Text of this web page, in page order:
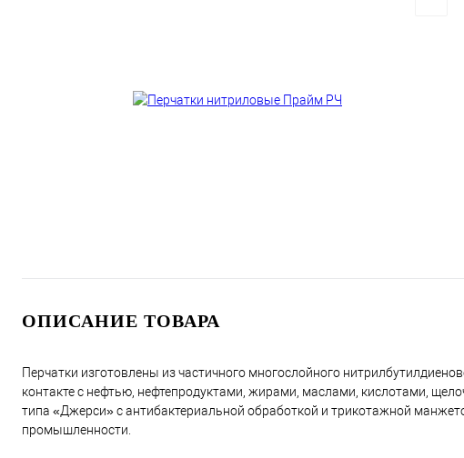
ОПИСАНИЕ ТОВАРА
Перчатки изготовлены из частичного многослойного
контакте с нефтью, нефтепродуктами, жирами, маслами, кислотами,
типа «Джерси» с антибактериальной обработкой и трикотажной
промышленности.